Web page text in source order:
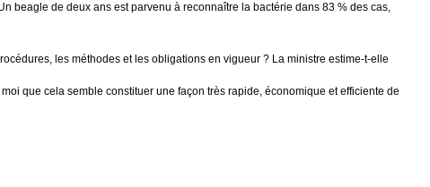
beagle de deux ans est parvenu à reconnaître la bactérie dans 83 % des cas,
les méthodes et les obligations en vigueur ? La ministre estime-t-elle
que cela semble constituer une façon très rapide, économique et efficiente de